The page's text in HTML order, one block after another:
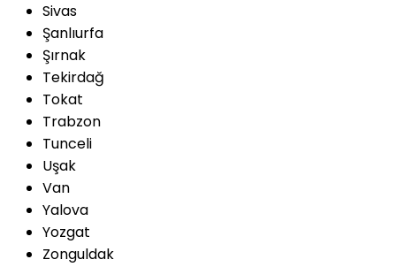
Sivas
Şanlıurfa
Şırnak
Tekirdağ
Tokat
Trabzon
Tunceli
Uşak
Van
Yalova
Yozgat
Zonguldak